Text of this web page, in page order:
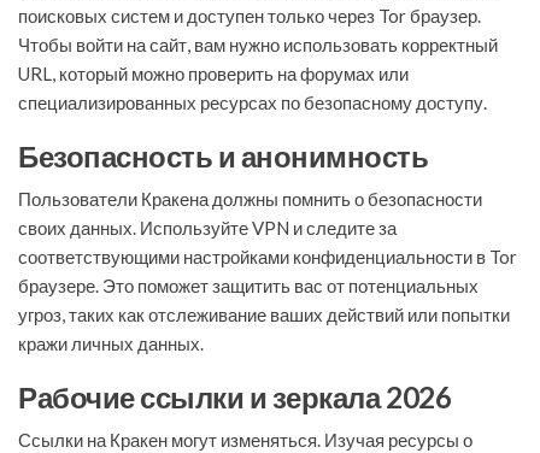
поисковых систем и доступен только через Tor браузер.
Чтобы войти на сайт, вам нужно использовать корректный
URL, который можно проверить на форумах или
специализированных ресурсах по безопасному доступу.
Безопасность и анонимность
Пользователи Кракена должны помнить о безопасности
своих данных. Используйте VPN и следите за
соответствующими настройками конфиденциальности в Tor
браузере. Это поможет защитить вас от потенциальных
угроз, таких как отслеживание ваших действий или попытки
кражи личных данных.
Рабочие ссылки и зеркала 2026
Ссылки на Кракен могут изменяться. Изучая ресурсы о